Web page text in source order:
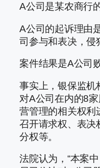
A公司是某农商行
A公司的起诉理由
司参与和表决，侵
案件结果是A公司
事实上，银保监机
对A公司在内的8
营管理的相关权利
召开请求权、表决
分权等。
法院认为，“本案